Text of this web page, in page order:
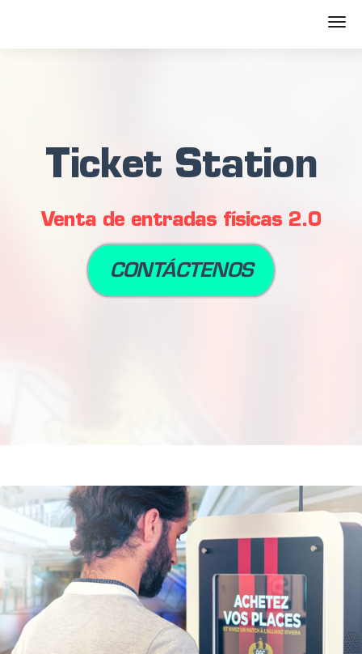
Ticket Station
Venta de entradas físicas 2.0
CONTÁCTENOS